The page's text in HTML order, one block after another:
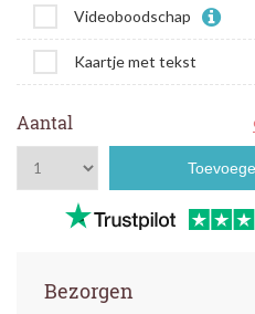
Videoboodschap
Kaartje met tekst
Aantal
Bezorgen